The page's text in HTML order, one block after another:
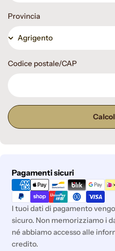
Provincia
Codice postale/CAP
Pagamenti sicuri
Metodi
di
pagamento
I tuoi dati di pagamento
sicuro. Non memorizziamo i
né abbiamo accesso alle
credito.